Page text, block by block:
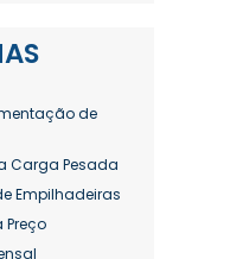
de
Carga Pesada
Empilhadeiras